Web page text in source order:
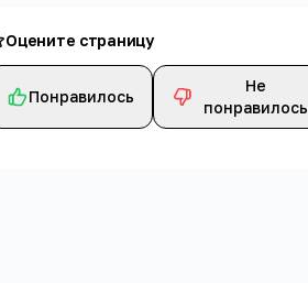
Оцените страницу
Понравилось
Не
понравилось